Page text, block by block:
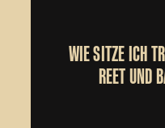
WIE SITZE ICH
REET UND